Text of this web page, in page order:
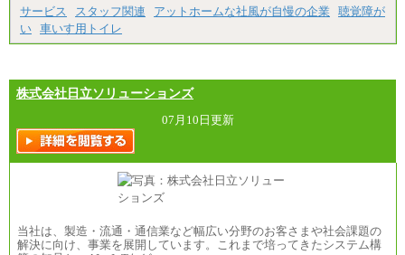
サービス
スタッフ関連 アットホームな社風が自慢の企業
聴覚障が
い 車いす用トイレ
株式会社日立ソリューションズ
07月10日更新
当社は、製造・流通・通信業など幅広い分野のお客さまや社会課題の
解決に向け、事業を展開しています。これまで培ってきたシステム構